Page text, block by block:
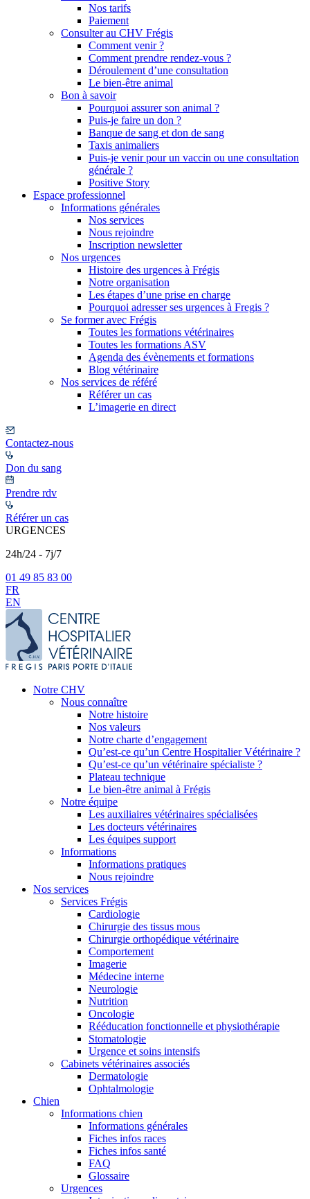
Nos tarifs
Paiement
Consulter au CHV Frégis
Comment venir ?
Comment prendre rendez-vous ?
Déroulement d’une consultation
Le bien-être animal
Bon à savoir
Pourquoi assurer son animal ?
Puis-je faire un don ?
Banque de sang et don de sang
Taxis animaliers
Puis-je venir pour un vaccin ou une consultation
générale ?
Positive Story
Espace professionnel
Informations générales
Nos services
Nous rejoindre
Inscription newsletter
Nos urgences
Histoire des urgences à Frégis
Notre organisation
Les étapes d’une prise en charge
Pourquoi adresser ses urgences à Fregis ?
Se former avec Frégis
Toutes les formations vétérinaires
Toutes les formations ASV
Agenda des évènements et formations
Blog vétérinaire
Nos services de référé
Référer un cas
L’imagerie en direct
Contactez-nous
Don du sang
Prendre rdv
Référer un cas
URGENCES
24h/24 - 7j/7
01 49 85 83 00
FR
EN
Notre CHV
Nous connaître
Notre histoire
Nos valeurs
Notre charte d’engagement
Qu’est-ce qu’un Centre Hospitalier Vétérinaire ?
Qu’est-ce qu’un vétérinaire spécialiste ?
Plateau technique
Le bien-être animal à Frégis
Notre équipe
Les auxiliaires vétérinaires spécialisées
Les docteurs vétérinaires
Les équipes support
Informations
Informations pratiques
Nous rejoindre
Nos services
Services Frégis
Cardiologie
Chirurgie des tissus mous
Chirurgie orthopédique vétérinaire
Comportement
Imagerie
Médecine interne
Neurologie
Nutrition
Oncologie
Rééducation fonctionnelle et physiothérapie
Stomatologie
Urgence et soins intensifs
Cabinets vétérinaires associés
Dermatologie
Ophtalmologie
Chien
Informations chien
Informations générales
Fiches infos races
Fiches infos santé
FAQ
Glossaire
Urgences